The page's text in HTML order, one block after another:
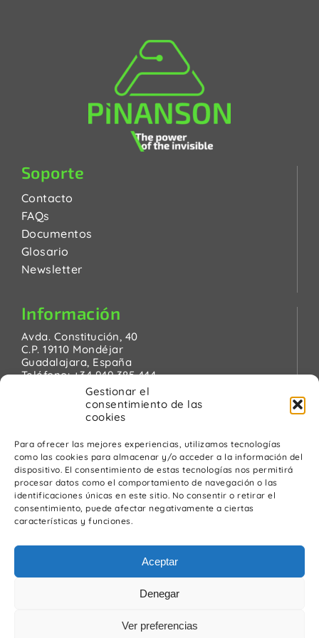
Gestionar el
consentimiento de las
cookies
Para ofrecer las mejores experiencias, utilizamos tecnologías
como las cookies para almacenar y/o acceder a la información del
dispositivo. El consentimiento de estas tecnologías nos permitirá
procesar datos como el comportamiento de navegación o las
identificaciones únicas en este sitio. No consentir o retirar el
consentimiento, puede afectar negativamente a ciertas
características y funciones.
Aceptar
Denegar
Ver preferencias
Soporte
Contacto
FAQs
Documentos
Glosario
Newsletter
Información
Avda. Constitución, 40
C.P. 19110 Mondéjar
Guadalajara, España
Teléfono:+34 949 385 444
pinanson@pinanson.eu
Legal
Política de Privacidad
Advertencia Legal
Política de cookies
Política de calidad y medio ambiente